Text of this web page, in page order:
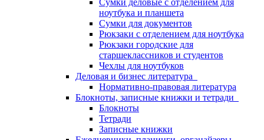
Сумки деловые с отделением для
ноутбука и планшета
Сумки для документов
Рюкзаки с отделением для ноутбука
Рюкзаки городские для
старшеклассников и студентов
Чехлы для ноутбуков
Деловая и бизнес литература
Нормативно-правовая литература
Блокноты, записные книжки и тетради
Блокноты
Тетради
Записные книжки